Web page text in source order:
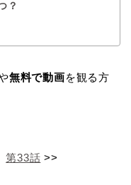
？
無料で動画を観る方
第33話 >>